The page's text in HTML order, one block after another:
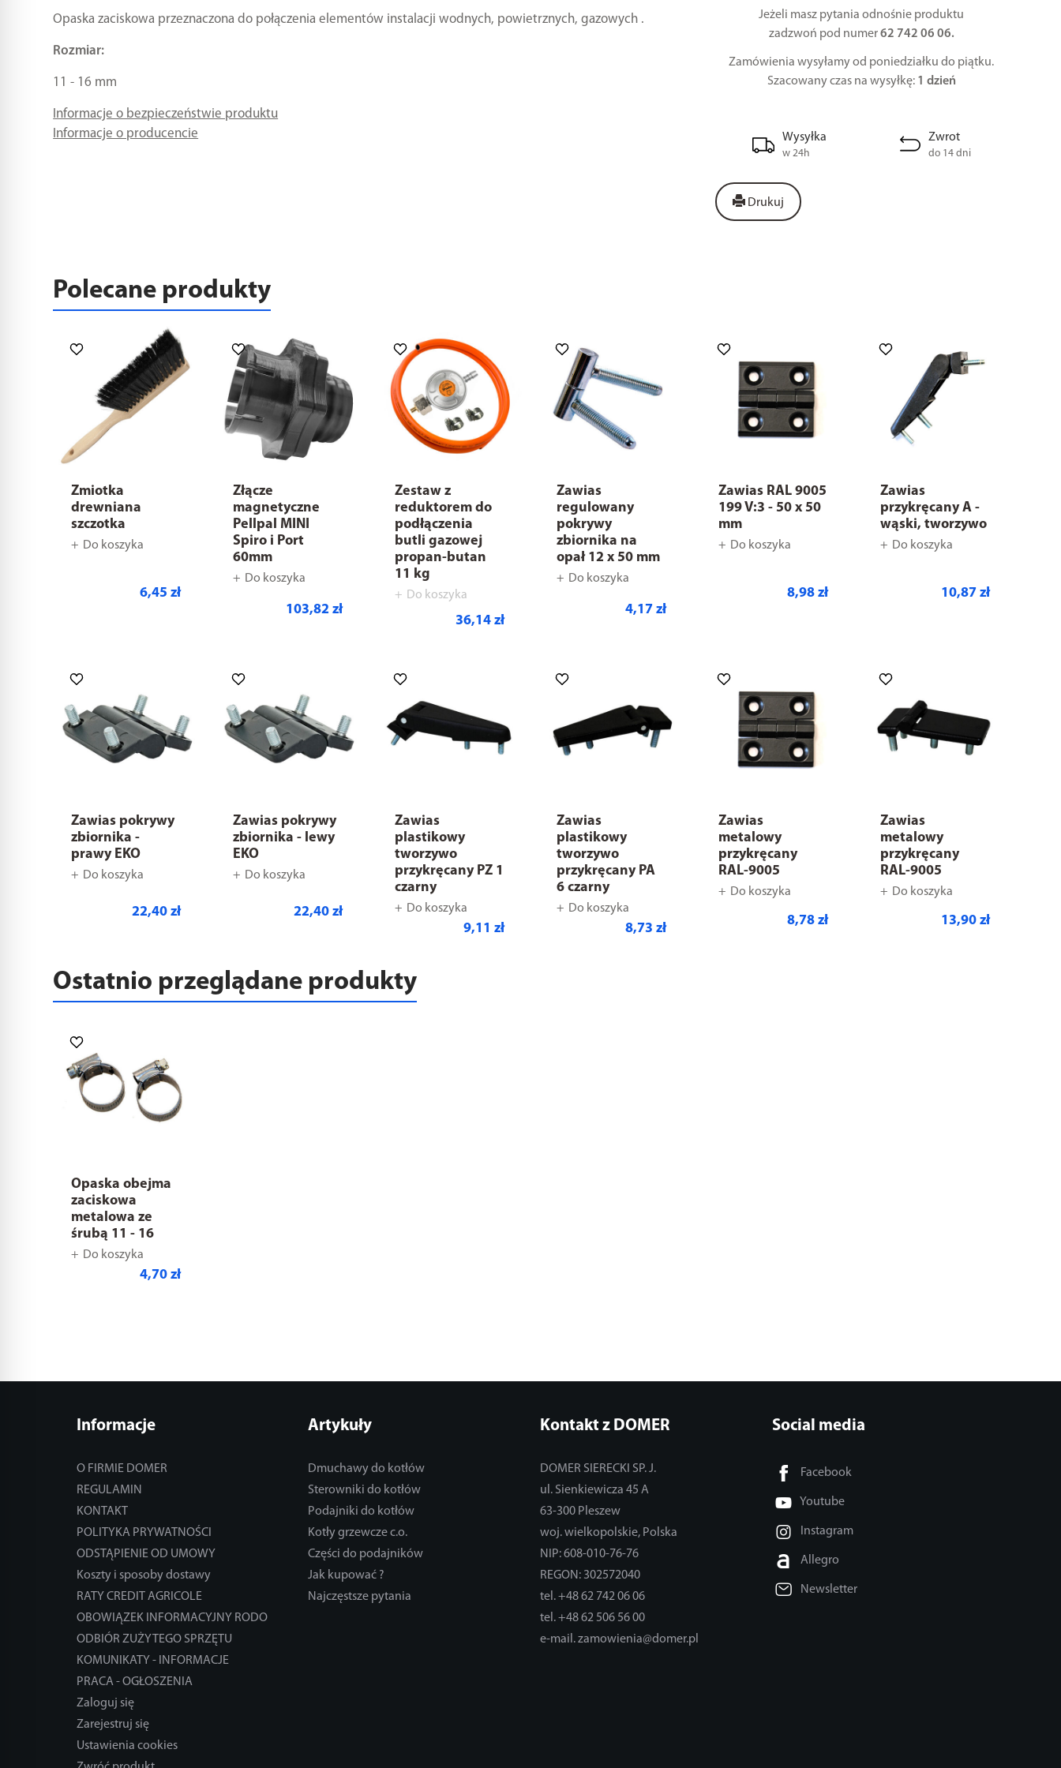
Jeżeli masz pytania odnośnie produktu
zadzwoń pod numer62 742 06 06.
Zamówienia wysyłamy od poniedziałku do piątku.
Szacowany czas na wysyłkę: 1 dzień
Wysyłka
w 24h
Zwrot
do 14 dni
Drukuj
Opaska zaciskowa przeznaczona do połączenia elementów instalacji wodnych, powietrznych, gazowych .
Rozmiar:
11 - 16 mm
Informacje o bezpieczeństwie produktu
Informacje o producencie
Polecane produkty
Zmiotka
drewniana
szczotka
Do koszyka
6,45 zł
Złącze
magnetyczne
Pellpal MINI
Spiro i Port
60mm
Do koszyka
103,82 zł
Zestaw z
reduktorem do
podłączenia
butli gazowej
propan-butan
11 kg
Do koszyka
36,14 zł
Zawias
regulowany
pokrywy
zbiornika na
opał 12 x 50 mm
Do koszyka
4,17 zł
Zawias RAL 9005
199 V:3 - 50 x 50
mm
Do koszyka
8,98 zł
Zawias
przykręcany A -
wąski, tworzywo
Do koszyka
10,87 zł
Zawias pokrywy
zbiornika -
prawy EKO
Do koszyka
22,40 zł
Zawias pokrywy
zbiornika - lewy
EKO
Do koszyka
22,40 zł
Zawias
plastikowy
tworzywo
przykręcany PZ 1
czarny
Do koszyka
9,11 zł
Zawias
plastikowy
tworzywo
przykręcany PA
6 czarny
Do koszyka
8,73 zł
Zawias
metalowy
przykręcany
RAL-9005
Do koszyka
8,78 zł
Zawias
metalowy
przykręcany
RAL-9005
Do koszyka
13,90 zł
Ostatnio przeglądane produkty
Opaska obejma
zaciskowa
metalowa ze
śrubą 11 - 16
Do koszyka
4,70 zł
Informacje
O FIRMIE DOMER
REGULAMIN
KONTAKT
POLITYKA PRYWATNOŚCI
ODSTĄPIENIE OD UMOWY
Koszty i sposoby dostawy
RATY CREDIT AGRICOLE
OBOWIĄZEK INFORMACYJNY RODO
ODBIÓR ZUŻYTEGO SPRZĘTU
KOMUNIKATY - INFORMACJE
PRACA - OGŁOSZENIA
Zaloguj się
Zarejestruj się
Ustawienia cookies
Artykuły
Dmuchawy do kotłów
Sterowniki do kotłów
Podajniki do kotłów
Kotły grzewcze c.o.
Części do podajników
Jak kupować ?
Najczęstsze pytania
Kontakt z DOMER
DOMER SIERECKI SP. J.
ul. Sienkiewicza 45 A
63-300 Pleszew
woj. wielkopolskie, Polska
NIP: 608-010-76-76
REGON: 302572040
tel. +48 62 742 06 06
tel. +48 62 506 56 00
e-mail. zamowienia@domer.pl
Social media
Facebook
Youtube
Instagram
Allegro
Newsletter